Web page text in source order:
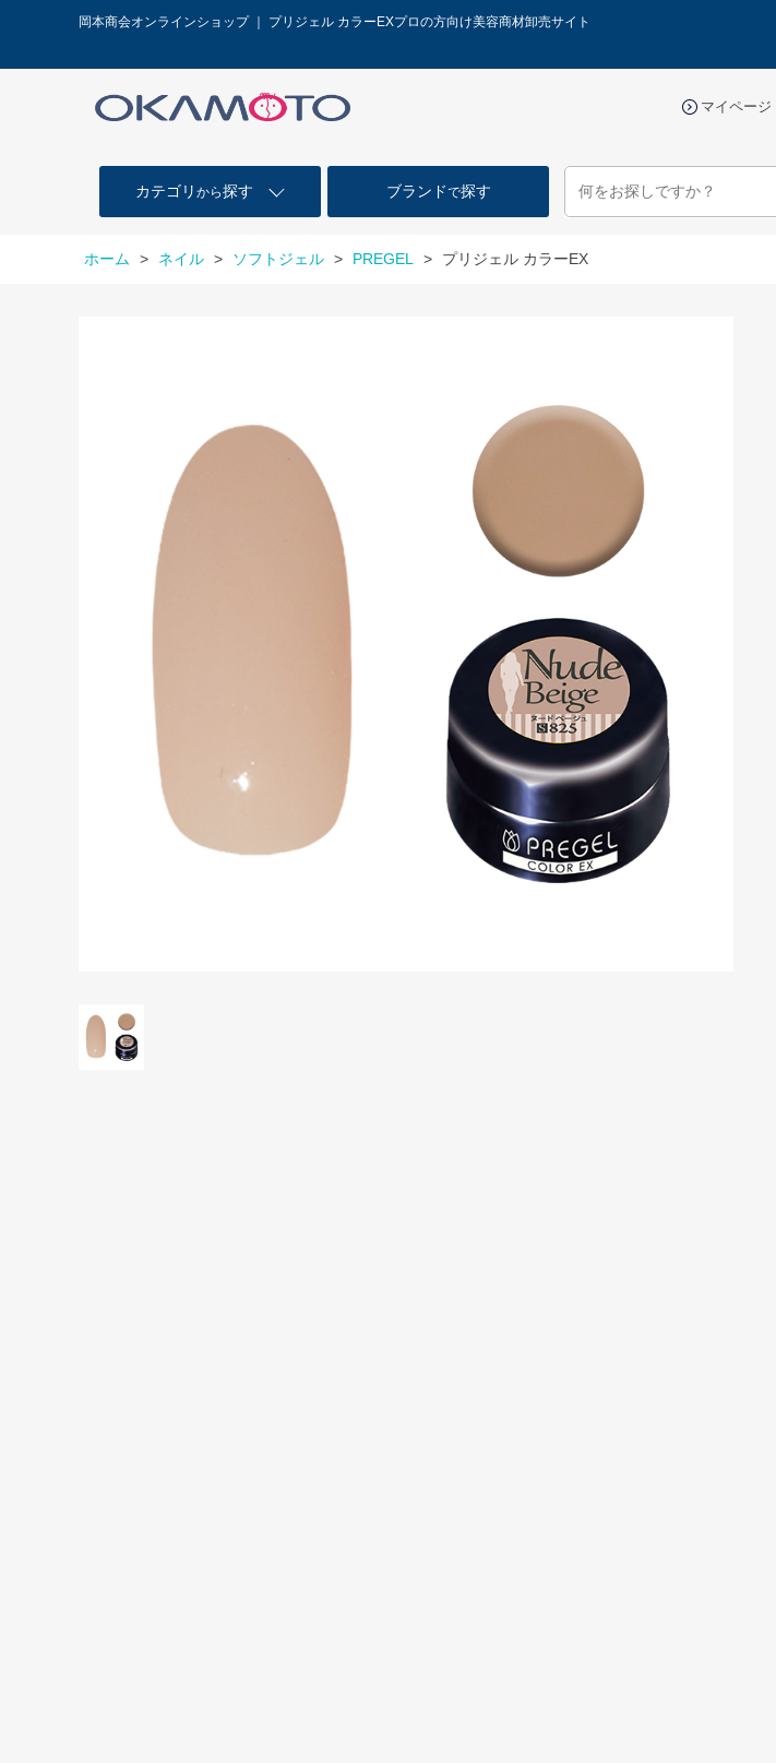
岡本商会オンラインショップ ｜ プリジェル カラーEXプロの方向け美容商材卸売サイト
マイページ
カテゴリ から探す ブランドで探す
ホーム > ネイル > ソフトジェル > PREGEL > プリジェル カラーEX